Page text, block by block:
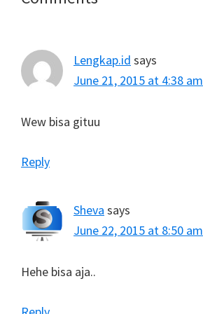
Lengkap.id says
June 21, 2015 at 4:38 am
Wew bisa gituu
Reply
Sheva says
June 22, 2015 at 8:50 am
Hehe bisa aja..